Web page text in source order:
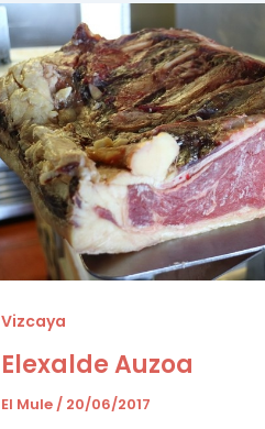
Vizcaya
Elexalde Auzoa
El Mule/ 20/06/2017